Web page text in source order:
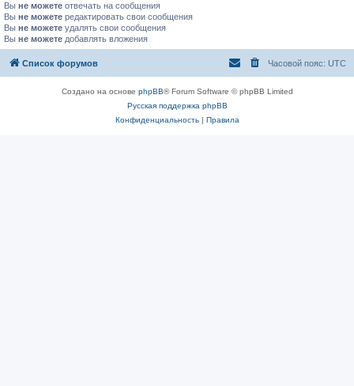
Вы не можете отвечать на сообщения
Вы не можете редактировать свои сообщения
Вы не можете удалять свои сообщения
Вы не можете добавлять вложения
Список форумов Часовой пояс: UTC
Создано на основе phpBB® Forum Software © phpBB Limited
Русская поддержка phpBB
Конфиденциальность| Правила